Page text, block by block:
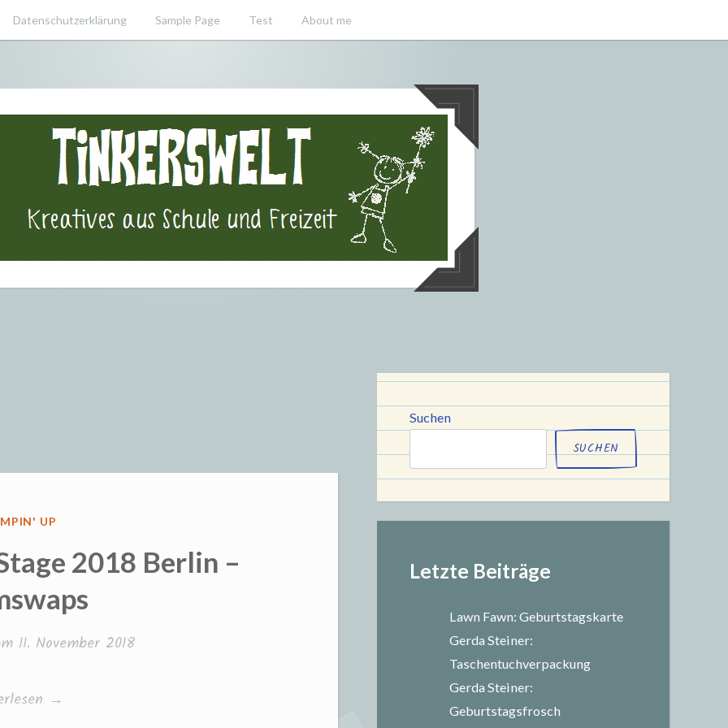
Datenschutzerklärung Sample Page Test About me
– Kreatives aus
und Schule
UP
2018 Berlin –
11. November 2018
→
Suchen
SUCHEN
Letzte Beiträge
Lawn Fawn: Geburtstagskarte
Gerda Steiner:
Taschentuchverpackung
Gerda Steiner:
Geburtstagsfrosch